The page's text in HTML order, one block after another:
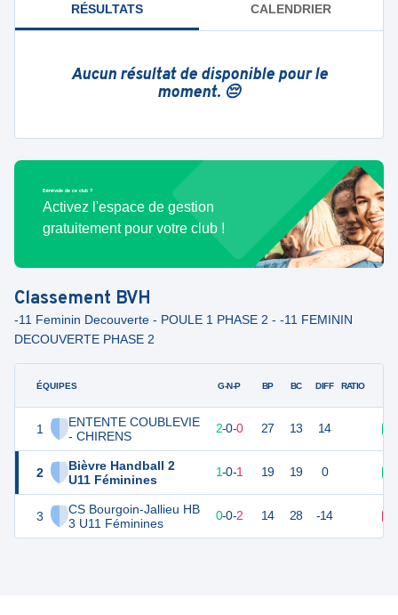
RÉSULTATS CALENDRIER
Aucun résultat de disponible pour le
moment. 😔
Bénévole de ce club ?
Activez l'espace de gestion
gratuitement pour votre club !
Classement BVH
-11 Feminin Decouverte - POULE 1 PHASE 2 - -11 FEMININ
DECOUVERTE PHASE 2
ÉQUIPES
1
ENTENTE COUBLEVIE
- CHIRENS
2
Bièvre Handball 2
U11 Féminines
3
CS Bourgoin-Jallieu HB
3 U11 Féminines
G-N-P BP BC DIFF RATIO
6 2 2-0-0 27 13 14
4 1-0-1 19 19 0
2 2 0-0-2 14 28 -14